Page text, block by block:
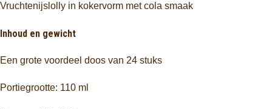
Vruchtenijslolly in kokervorm met cola smaak
Inhoud en gewicht
Een grote voordeel doos van 24 stuks
Portiegrootte: 110 ml